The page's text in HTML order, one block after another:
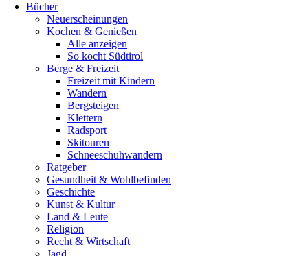
Bücher
Neuerscheinungen
Kochen & Genießen
Alle anzeigen
So kocht Südtirol
Berge & Freizeit
Freizeit mit Kindern
Wandern
Bergsteigen
Klettern
Radsport
Skitouren
Schneeschuhwandern
Ratgeber
Gesundheit & Wohlbefinden
Geschichte
Kunst & Kultur
Land & Leute
Religion
Recht & Wirtschaft
Jagd